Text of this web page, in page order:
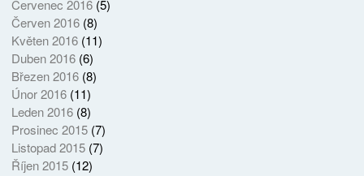
Červenec 2016(5)
Červen 2016(8)
Květen 2016(11)
Duben 2016(6)
Březen 2016(8)
Únor 2016(11)
Leden 2016(8)
Prosinec 2015(7)
Listopad 2015(7)
Říjen 2015(12)